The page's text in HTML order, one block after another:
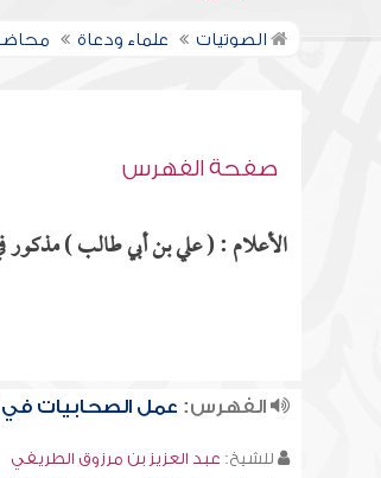
الصوتيات علماء ودعاة
صفحة الفهرس
الأعلام : ( علي بن أبي طالب ) مذكور
الفهرس: عمل الصحابيات
للشيخ: عبد العزيز بن مرزوق الطريفي